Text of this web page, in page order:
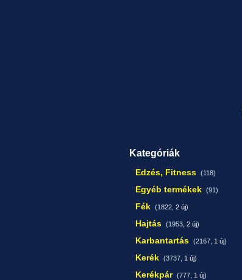
Kategóriák
Edzés, Fitness (118)
Egyéb termékek (91)
Fék (1822, 2 új)
Hajtás (1953, 2 új)
Karbantartás (2167, 1 új)
Kerék (3737, 1 új)
Kerékpár (777, 1 új)